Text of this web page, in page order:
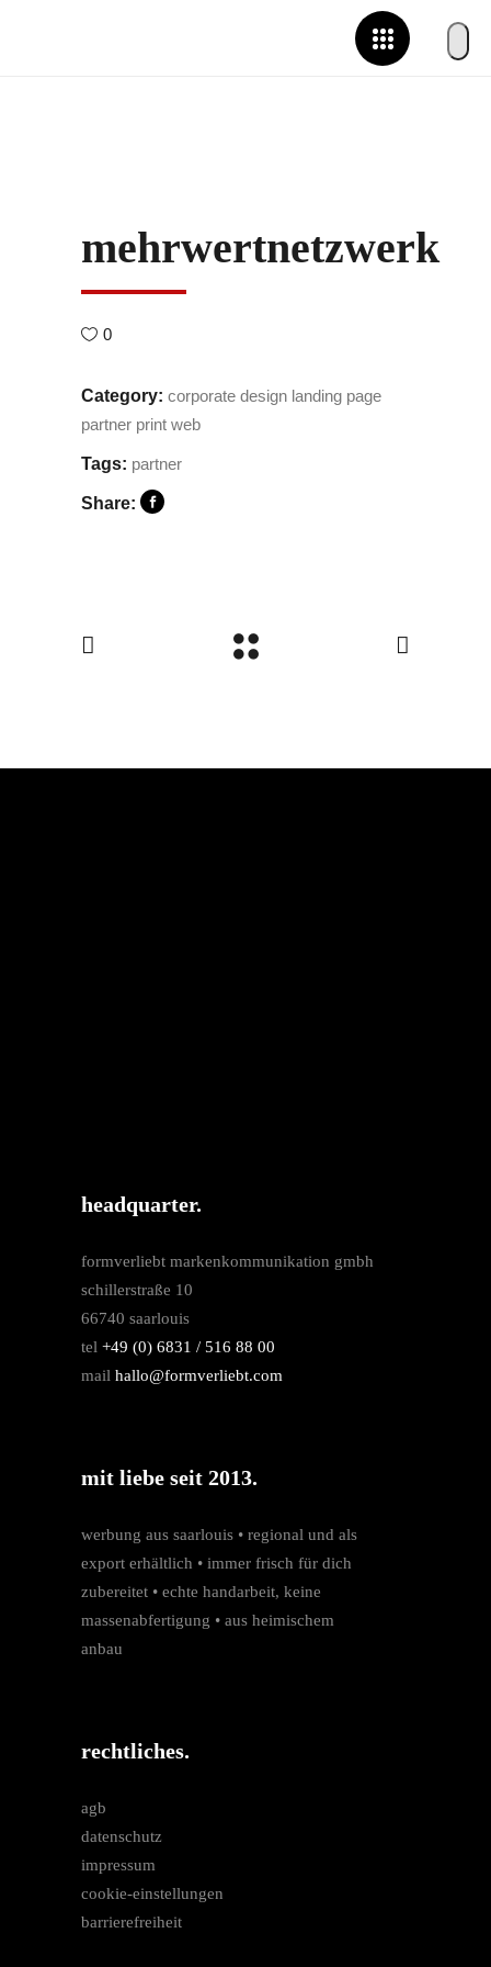
mehrwertnetzwerk
0
Category: corporate design landing page
partner print web
Tags: partner
Share:
headquarter.
formverliebt markenkommunikation gmbh
schillerstraße 10
66740 saarlouis
tel +49 (0) 6831 / 516 88 00
mail hallo@formverliebt.com
mit liebe seit 2013.
werbung aus saarlouis • regio­nal und als
export erhältlich • immer frisch für dich
zubereitet • echte hand­arbeit, keine
massen­­abfertigung • aus heimischem
anbau
rechtliches.
agb
datenschutz
impressum
cookie-einstellungen
barrierefreiheit